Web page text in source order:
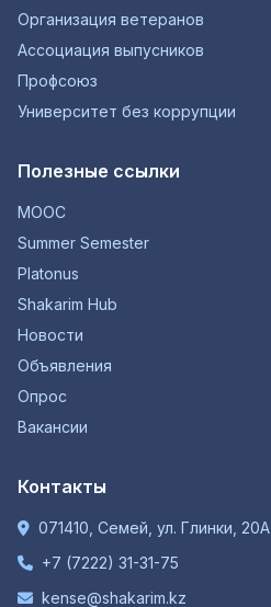
Организация ветеранов
Ассоциация выпусников
Профсоюз
Университет без коррупции
Полезные ссылки
MOOC
Summer Semester
Platonus
Shakarim Hub
Новости
Объявления
Опрос
Вакансии
Контакты
071410, Семей, ул. Глинки, 20А
+7 (7222) 31-31-75
kense@shakarim.kz